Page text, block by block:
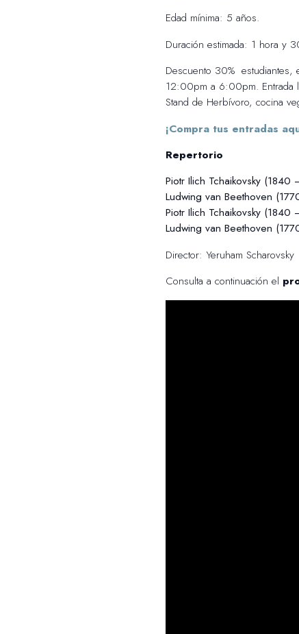
Edad mínima: 5 años.
Duración estimada: 1 hora y
Descuento 30% estudiantes,
12:00pm a 6:00pm. Entrada
Stand de Herbívoro, cocina
¡Compra tus entradas
Repertorio
Piotr Ilich Tchaikovsky
Ludwing van Beethoven
Piotr Ilich Tchaikovsky (1840
Ludwing van Beethoven
Director: Yeruham Scharovsky
Consulta a continuación el